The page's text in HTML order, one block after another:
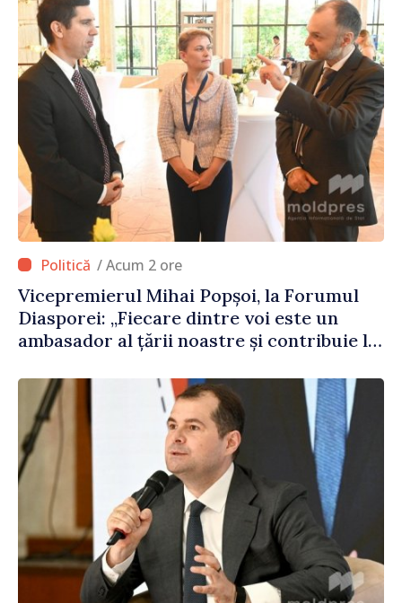
/ Acum 2 ore
Vicepremierul Mihai Popșoi, la Forumul
Diasporei: „Fiecare dintre voi este un
ambasador al țării noastre și contribuie la